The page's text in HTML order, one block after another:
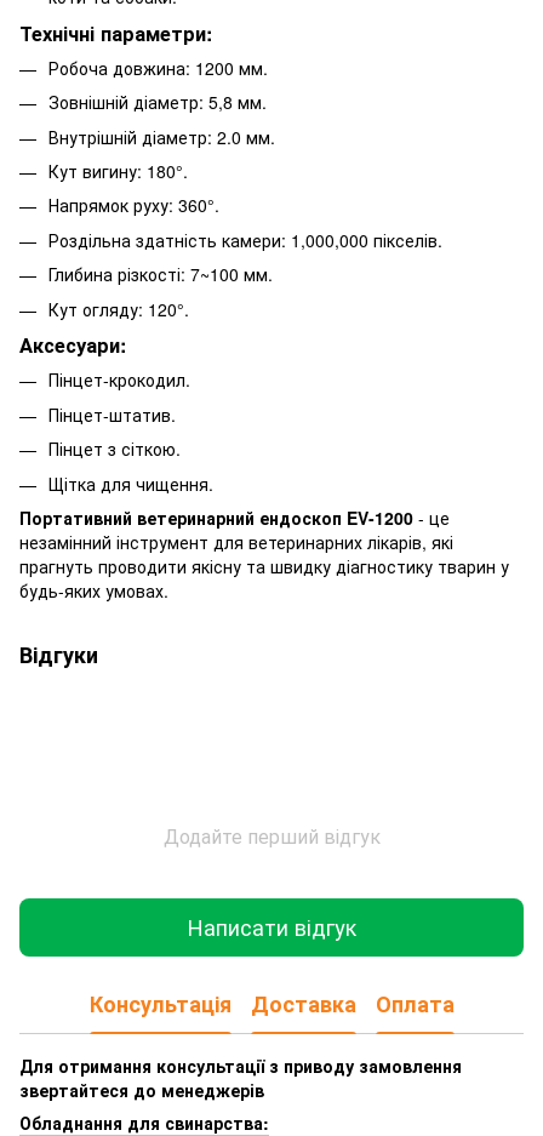
Технічні параметри:
Робоча довжина: 1200 мм.
Зовнішній діаметр: 5,8 мм.
Внутрішній діаметр: 2.0 мм.
Кут вигину: 180°.
Напрямок руху: 360°.
Роздільна здатність камери: 1,000,000 пікселів.
Глибина різкості: 7~100 мм.
Кут огляду: 120°.
Аксесуари:
Пінцет-крокодил.
Пінцет-штатив.
Пінцет з сіткою.
Щітка для чищення.
Портативний ветеринарний ендоскоп EV-1200 - це
незамінний інструмент для ветеринарних лікарів, які
прагнуть проводити якісну та швидку діагностику тварин у
будь-яких умовах.
Відгуки
Додайте перший відгук
Написати відгук
Консультація Доставка Оплата
Для отримання консультації з приводу замовлення
звертайтеся до менеджерів
Обладнання для свинарства: